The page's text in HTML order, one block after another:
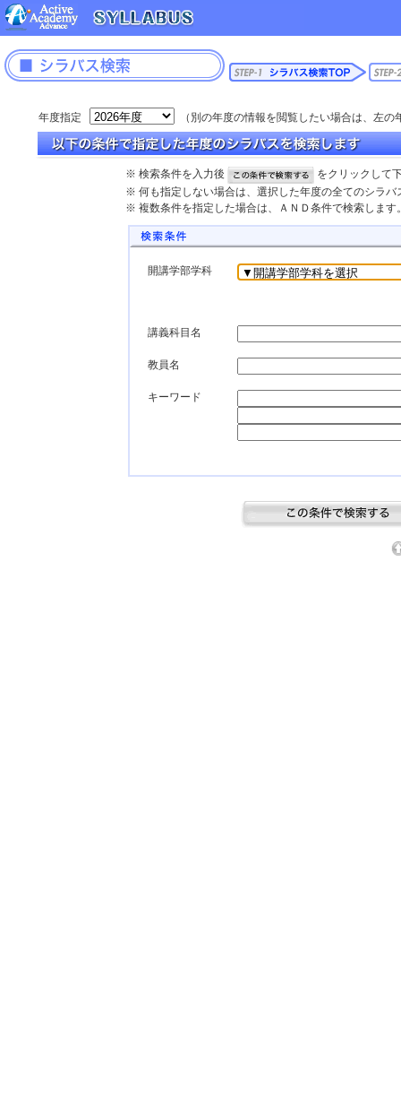
年度指定 （別の年度の情報を閲覧したい場合は、左
※ 検索条件を入力後
をクリックして
※ 何も指定しない場合は、選択した年度の全てのシラバ
※ 複数条件を指定した場合は、ＡＮＤ条件で検索します
開講学部学科
講義科目名
教員名
キーワード